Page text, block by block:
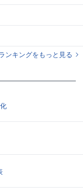
ンキングをもっと見る